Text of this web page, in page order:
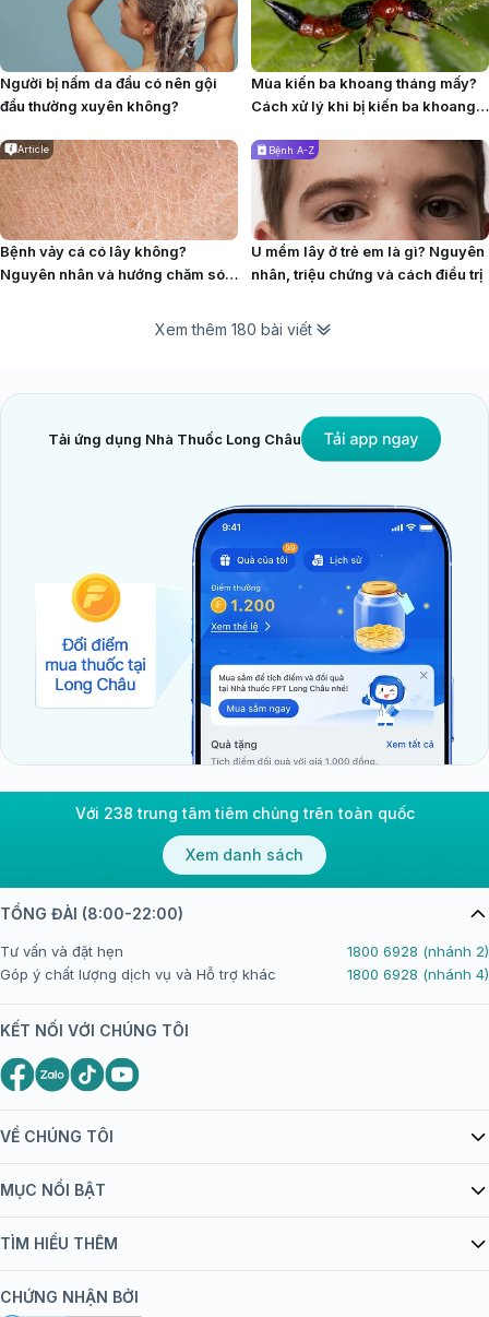
Người bị nấm da đầu có nên gội
đầu thường xuyên không?
Mùa kiến ba khoang tháng mấy?
Cách xử lý khi bị kiến ba khoang
Article
Bệnh vảy cá có lây không?
Nguyên nhân và hướng chăm sóc
Bệnh A-Z
U mềm lây ở trẻ em​ là gì? Nguyên
nhân, triệu chứng và cách điều trị
Xem thêm 180 bài viết
Tải ứng dụng Nhà Thuốc Long Châu
Với 238 trung tâm tiêm chủng trên toàn quốc
Xem danh sách
VỀ CHÚNG TÔI
Giới thiệu Tiêm Chủng FPT Long Châu
bán hàng
Chính sách nội dung
MỤC NỔI BẬT
Danh mục vắc xin
TÌM HIỂU THÊM
Khuyến mãi
CHỨNG NHẬN BỞI
TỔNG ĐÀI (8:00-22:00)
Tư vấn và đặt hẹn
1800 6928 (nhánh 2)
Góp ý chất lượng dịch vụ và Hỗ trợ khác
1800 6928 (nhánh 4)
KẾT NỐI VỚI CHÚNG TÔI